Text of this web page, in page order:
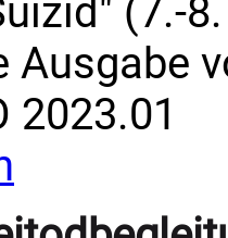
(7.-
Ausgabe
2023.01